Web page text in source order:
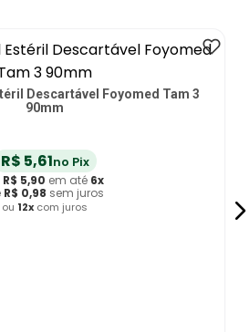
Sondas Endotraqueais 10fr 700mm -
unidade
R$37 ,90 no Pix
ouR$ 39 90em até
de R$6,65sem juros
ou 12xcom juros